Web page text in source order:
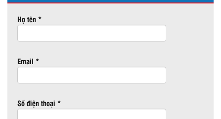
Họ tên *
Email *
Số điện thoại *